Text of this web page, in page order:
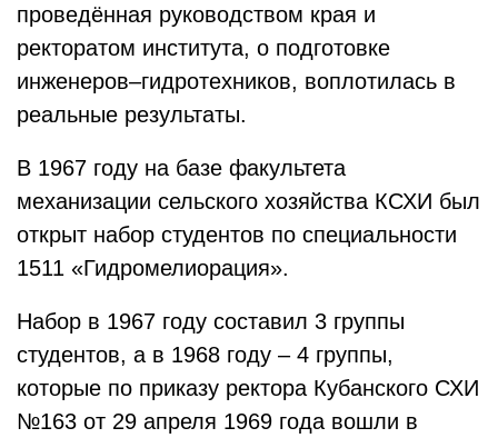
проведённая руководством края и
ректоратом института, о подготовке
инженеров–гидротехников, воплотилась в
реальные результаты.
В 1967 году на базе факультета
механизации сельского хозяйства КСХИ был
открыт набор студентов по специальности
1511 «Гидромелиорация».
Набор в 1967 году составил 3 группы
студентов, а в 1968 году – 4 группы,
которые по приказу ректора Кубанского СХИ
№163 от 29 апреля 1969 года вошли в